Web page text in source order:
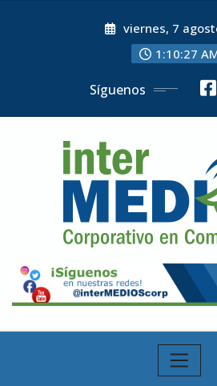
viernes, 7
1:10:29
Síguenos